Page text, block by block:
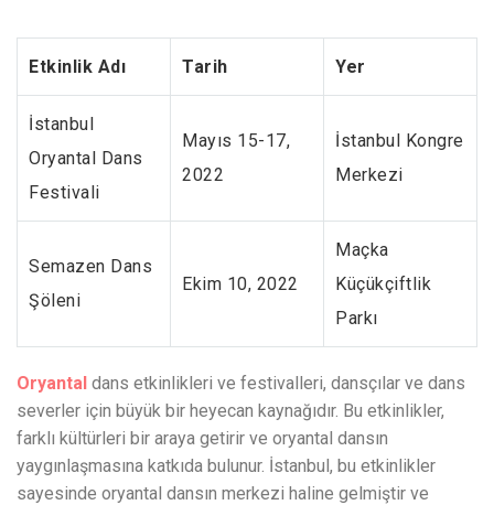
Etkinlik Adı Tarih Yer
İstanbul
Oryantal Dans
Festivali
Mayıs 15-17,
2022
İstanbul Kongre
Merkezi
Semazen Dans
Şöleni
Ekim 10, 2022
Maçka
Küçükçiftlik
Parkı
Oryantal dans etkinlikleri ve festivalleri, dansçılar ve dans
severler için büyük bir heyecan kaynağıdır. Bu etkinlikler,
farklı kültürleri bir araya getirir ve oryantal dansın
yaygınlaşmasına katkıda bulunur. İstanbul, bu etkinlikler
sayesinde oryantal dansın merkezi haline gelmiştir ve